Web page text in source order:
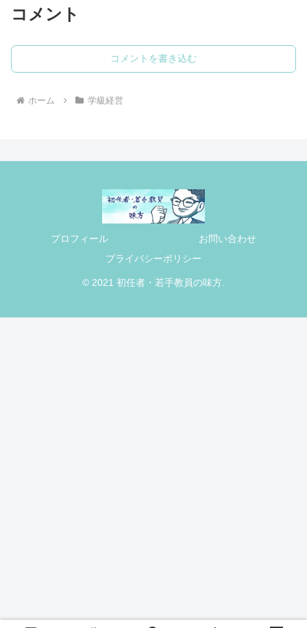
コメント
コメントを書き込む
ホーム 学級経営
プロフィール
お問い合わせ
プライバシーポリシー
© 2021 初任者・若手教員の味方.